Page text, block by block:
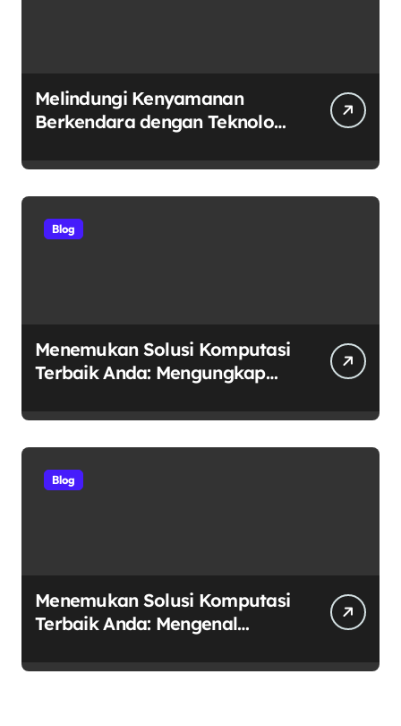
Melindungi Kenyamanan
Berkendara dengan Teknologi
sebagai Pelopor Kaca Film
Otomotif Premium
Blog
Menemukan Solusi Komputasi
Terbaik Anda: Mengungkap
sebagai Tempat Beli Laptop
Terpercaya
Blog
Menemukan Solusi Komputasi
Terbaik Anda: Mengenal
Ekosistem Laptop Terintegrasi